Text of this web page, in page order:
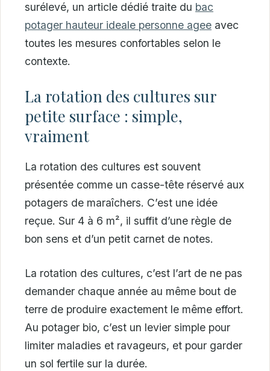
surélevé, un article dédié traite du bac
potager hauteur ideale personne agee avec
toutes les mesures confortables selon le
contexte.
La rotation des cultures sur
petite surface : simple,
vraiment
La rotation des cultures est souvent
présentée comme un casse-tête réservé aux
potagers de maraîchers. C’est une idée
reçue. Sur 4 à 6 m², il suffit d’une règle de
bon sens et d’un petit carnet de notes.
La rotation des cultures, c’est l’art de ne pas
demander chaque année au même bout de
terre de produire exactement le même effort.
Au potager bio, c’est un levier simple pour
limiter maladies et ravageurs, et pour garder
un sol fertile sur la durée.